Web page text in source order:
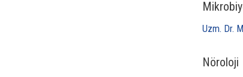
Uzm. Dr.
Nöroloji